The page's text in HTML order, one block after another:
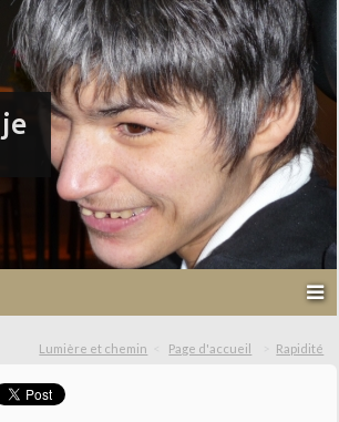
Lumière et chemin Page d'accueil Rapidité